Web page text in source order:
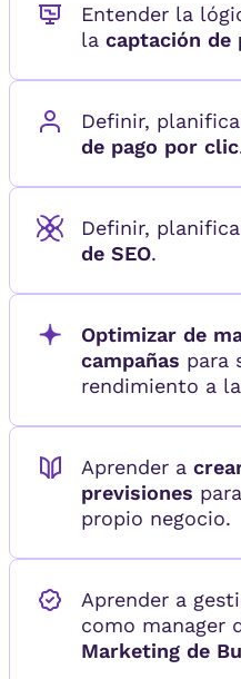
Entender la
la captación de
Definir,
de pago por clic
Definir,
de SEO.
Optimizar de
campañas para
rendimiento a
Aprender a
previsiones
propio negocio.
Aprender a
como manager
Marketing de